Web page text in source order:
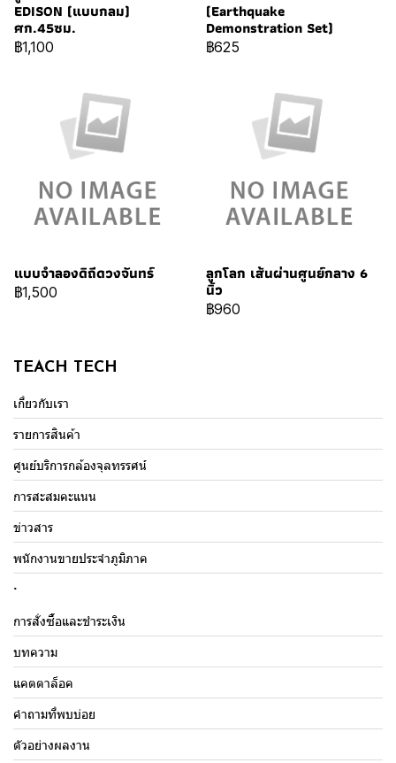
EDISON (แบบกลม)
ศก.45ซม.
฿1,100
(Earthquake
Demonstration Set)
฿625
แบบจำลองดิถีดวงจันทร์
฿1,500
ลูกโลก เส้นผ่านศูนย์กลาง 6
นิ้ว
฿960
TEACH TECH
เกี่ยวกับเรา
รายการสินค้า
ศูนย์บริการกล้องจุลทรรศน์
การสะสมคะแนน
ข่าวสาร
พนักงานขายประจำภูมิภาค
.
การสั่งซื้อและชำระเงิน
บทความ
แคตตาล็อค
คำถามที่พบบ่อย
ตัวอย่างผลงาน